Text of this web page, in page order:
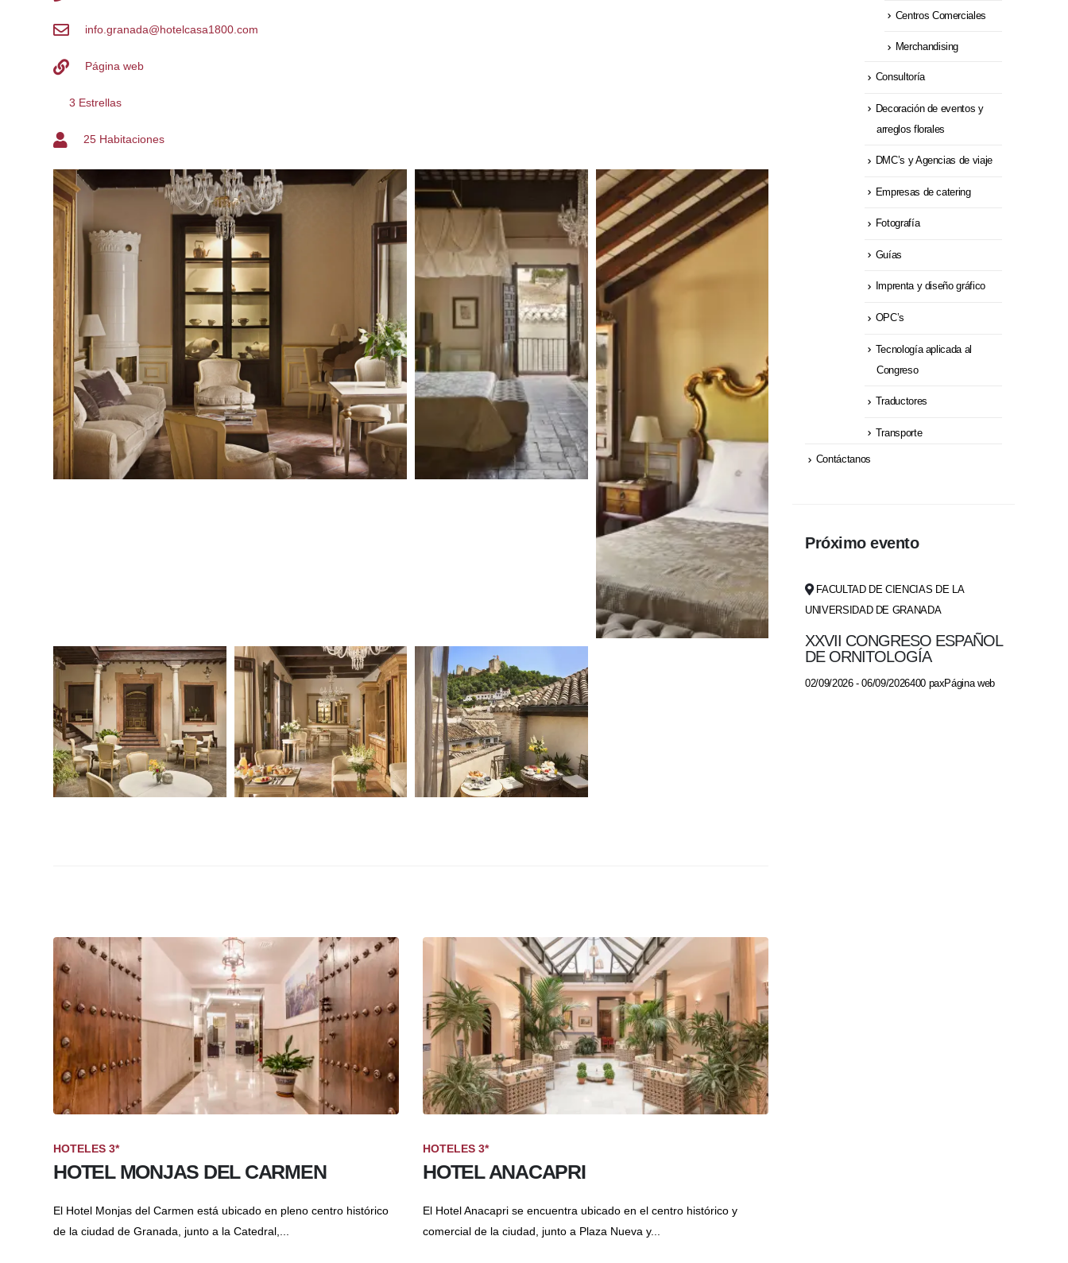
info.granada@hotelcasa1800.com
Página web
3 Estrellas
25 Habitaciones
HOTELES 3*
HOTEL MONJAS DEL CARMEN
El Hotel Monjas del Carmen está ubicado en pleno centro histórico
de la ciudad de Granada, junto a la Catedral,...
HOTELES 3*
HOTEL ANACAPRI
El Hotel Anacapri se encuentra ubicado en el centro histórico y
comercial de la ciudad, junto a Plaza Nueva y...
Centros Comerciales
Merchandising
Consultoría
Decoración de eventos y
arreglos florales
DMC’s y Agencias de viaje
Empresas de catering
Fotografía
Guías
Imprenta y diseño gráfico
OPC’s
Tecnología aplicada al
Congreso
Traductores
Transporte
Contáctanos
Próximo evento
FACULTAD DE CIENCIAS DE LA
UNIVERSIDAD DE GRANADA
XXVII CONGRESO ESPAÑOL
DE ORNITOLOGÍA
02/09/2026 - 06/09/2026400 paxPágina web